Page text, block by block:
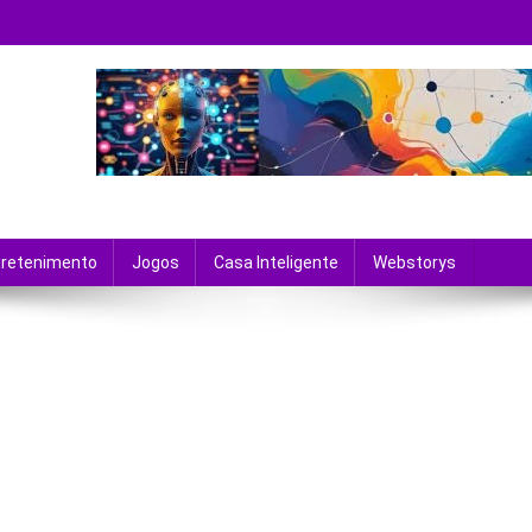
Jogos Casa Inteligente Webstorys